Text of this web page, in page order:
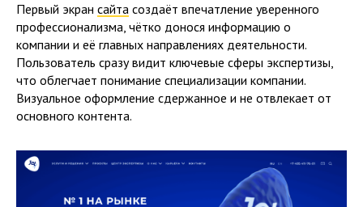
Первый экран сайта создаёт впечатление уверенного
профессионализма, чётко донося информацию о
компании и её главных направлениях деятельности.
Пользователь сразу видит ключевые сферы экспертизы,
что облегчает понимание специализации компании.
Визуальное оформление сдержанное и не отвлекает от
основного контента.